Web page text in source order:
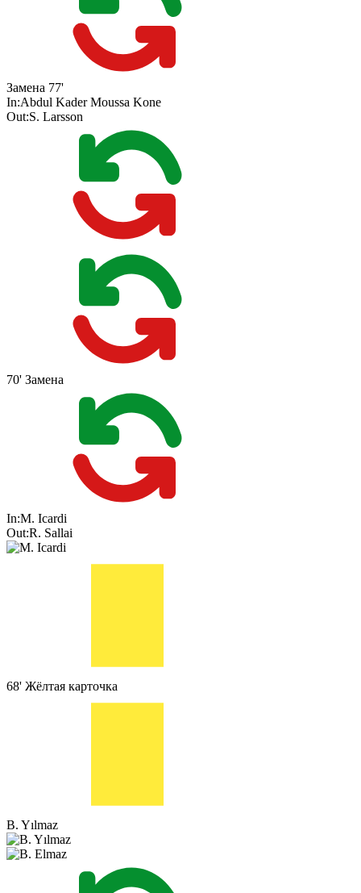
Замена 77'
In:Abdul Kader Moussa Kone
Out:S. Larsson
70' Замена
In:M. Icardi
Out:R. Sallai
68' Жёлтая карточка
B. Yılmaz